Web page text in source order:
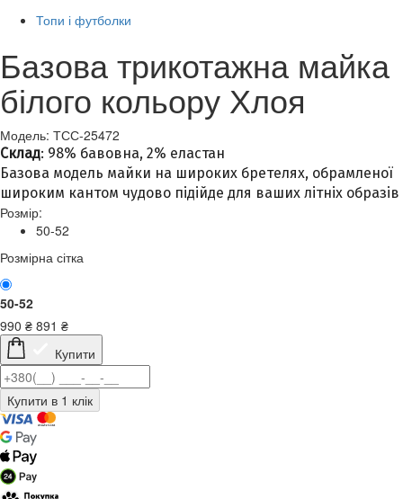
Топи і футболки
Базова трикотажна майка
білого кольору Хлоя
Модель: ТСС-25472
Склад: 98% бавовна, 2% еластан
Базова модель майки на широких бретелях, обрамленої
широким кантом чудово підійде для ваших літніх образів
Розмір:
50-52
Розмірна сітка
50-52
990 ₴ 891 ₴
Купити